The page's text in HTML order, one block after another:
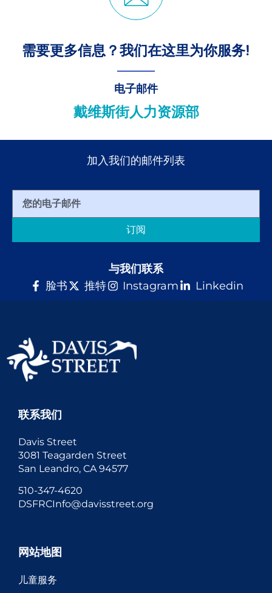
需要更多信息？我们在这里为你服务!
电子邮件
戴维斯街人力资源部
加入我们的邮件列表
订阅
与我们联系
脸书
推特 Instagram Linkedin
联系我们
Davis Street
3081 Teagarden Street
San Leandro, CA 94577
510-347-4620
DSFRCInfo@davisstreet.org
网站地图
儿童服务